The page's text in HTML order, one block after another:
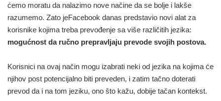
ćemo moratu da nalazimo nove načine da se bolje i lakše
razumemo. Zato jeFacebook danas predstavio novi alat za
korisnike kojima treba prevođenje sa više različitih jezika:
mogućnost da ručno prepravljaju prevode svojih postova.
Korisnici na ovaj način mogu izabrati neki od jezika na kojima će
njihov post potencijalno biti preveden, i zatim tačno doterati
prevod da i na tom jeziku, ono što kažu, dobije tačan kontekst.